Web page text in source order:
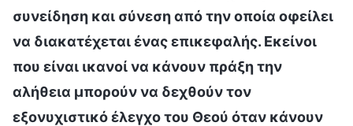
συνείδηση και σύνεση από την οποία οφείλει
να διακατέχεται ένας επικεφαλής. Εκείνοι
που είναι ικανοί να κάνουν πράξη την
αλήθεια μπορούν να δεχθούν τον
εξονυχιστικό έλεγχο του Θεού όταν κάνουν